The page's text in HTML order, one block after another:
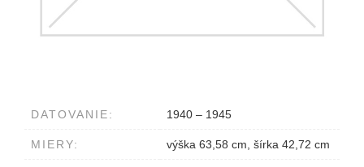
DATOVANIE: 1940 – 1945
MIERY: výška 63,58 cm, šírka 42,72 cm